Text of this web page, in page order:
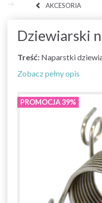
AKCESORIA
Dziewiarski
Treść: Naparstki
Zobacz pełny opis
PROMOCJA 39%